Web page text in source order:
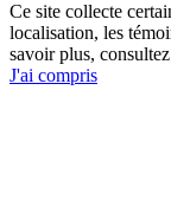
Ce site collecte
localisation, les
savoir plus,
J'ai compris